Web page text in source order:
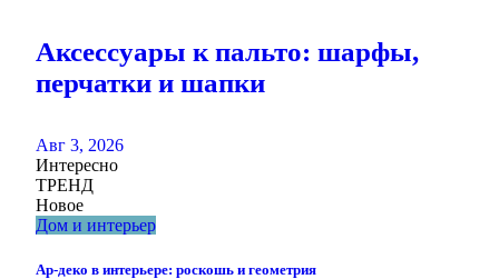
Аксессуары к пальто: шарфы,
перчатки и шапки
Авг 3, 2026
Интересно
ТРЕНД
Новое
Дом и интерьер
Ар-деко в интерьере: роскошь и геометрия